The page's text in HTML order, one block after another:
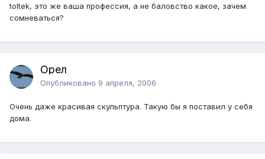
toltek, это же ваша профессия, а не баловство какое, зачем
сомневаться?
Орел
Опубликовано 9 апреля, 2006
Очень даже красивая скульптура. Такую бы я поставил у себя
дома.